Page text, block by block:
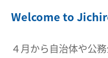
Welcome to
４月から自治体や公